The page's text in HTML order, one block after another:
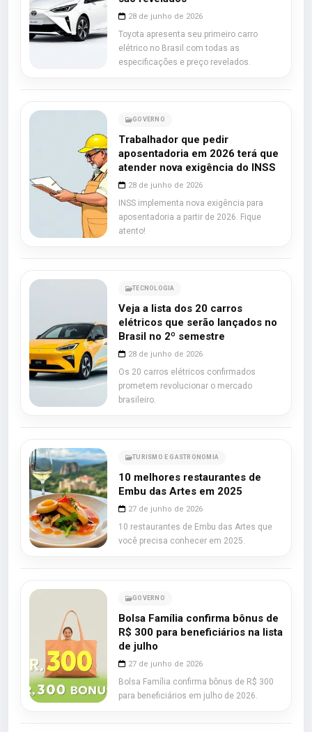
28 de junho de 2026
Toyota apresenta seu primeiro carro
elétrico no Brasil com todas as
especificações e preço revelados.
GOVERNO
Trabalhador que pedir
aposentadoria em 2026 terá que
atender nova exigência do INSS
28 de junho de 2026
INSS implementa nova exigência para
aposentadoria a partir de 2026. Fique
atento!
TECNOLOGIA
Veja a lista dos 20 carros
elétricos que serão lançados no
Brasil no 2º semestre
28 de junho de 2026
Os 20 carros elétricos confirmados
prometem revolucionar o mercado
brasileiro.
TURISMO E GASTRONOMIA
10 melhores restaurantes de
Embu das Artes em 2025
27 de junho de 2026
10 restaurantes de Embu das Artes que
você precisa conhecer em 2025.
GOVERNO
Bolsa Família confirma bônus de
R$ 300 para beneficiários na lista
de julho
27 de junho de 2026
Bolsa Família confirma bônus de R$ 300
para beneficiários em julho de 2026.